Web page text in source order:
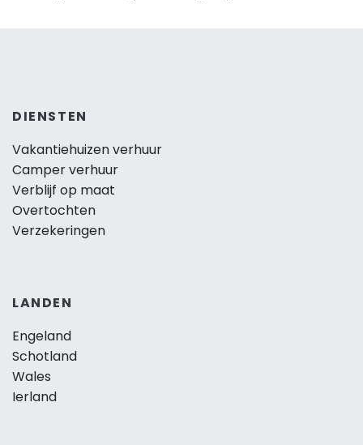
DIENSTEN
Vakantiehuizen verhuur
Camper verhuur
Verblijf op maat
Overtochten
Verzekeringen
LANDEN
Engeland
Schotland
Wales
Ierland